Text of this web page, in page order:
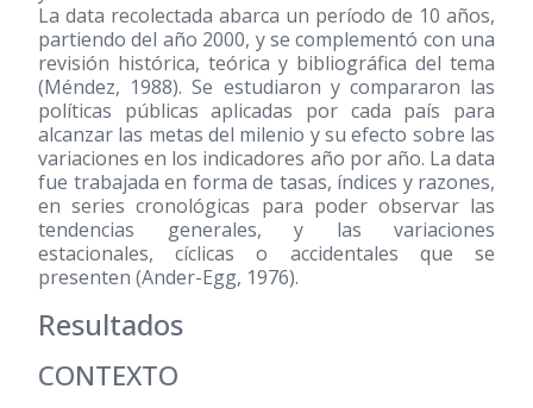
La data recolectada abarca un período de 10 años,
partiendo del año 2000, y se complementó con una
revisión histórica, teórica y bibliográfica del tema
(Méndez, 1988). Se estudiaron y compararon las
políticas públicas aplicadas por cada país para
alcanzar las metas del milenio y su efecto sobre las
variaciones en los indicadores año por año. La data
fue trabajada en forma de tasas, índices y razones,
en series cronológicas para poder observar las
tendencias generales, y las variaciones
estacionales, cíclicas o accidentales que se
presenten (Ander-Egg, 1976).
Resultados
CONTEXTO